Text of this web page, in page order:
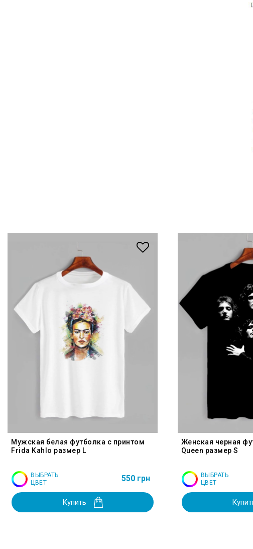
Мужская белая футболка с принтом
Frida Kahlo размер L
ВЫБРАТЬ
ЦВЕТ
550 грн
Купить
Женская черная
Queen размер S
ВЫБРАТЬ
ЦВЕТ